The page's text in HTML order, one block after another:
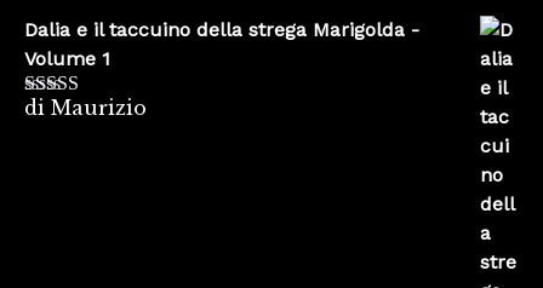
Dalia e il taccuino della strega Marigolda -
Volume 1
Valutato4
di Maurizio